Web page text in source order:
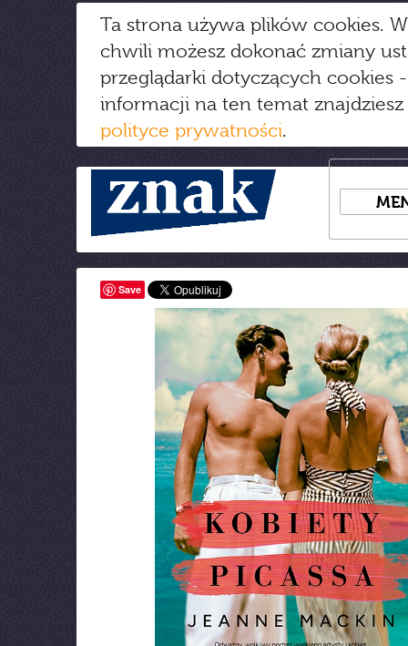
Ta strona używa plików cookies.
chwili możesz dokonać zmiany
przeglądarki dotyczących cookies
informacji na ten temat
polityce prywatności.
Save